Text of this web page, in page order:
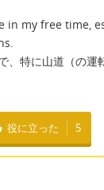
in my free time,
、特に山道（の運
役に立った 5